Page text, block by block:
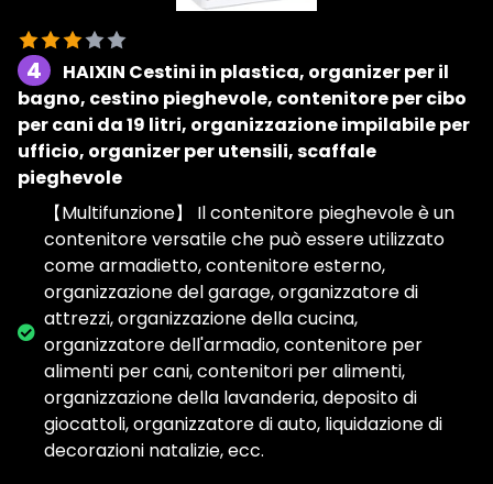
4
HAIXIN Cestini in plastica, organizer per il
bagno, cestino pieghevole, contenitore per cibo
per cani da 19 litri, organizzazione impilabile per
ufficio, organizer per utensili, scaffale
pieghevole
【Multifunzione】 Il contenitore pieghevole è un
contenitore versatile che può essere utilizzato
come armadietto, contenitore esterno,
organizzazione del garage, organizzatore di
attrezzi, organizzazione della cucina,
organizzatore dell'armadio, contenitore per
alimenti per cani, contenitori per alimenti,
organizzazione della lavanderia, deposito di
giocattoli, organizzatore di auto, liquidazione di
decorazioni natalizie, ecc.